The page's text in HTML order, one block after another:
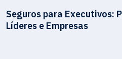
Seguros para Executivos:
Líderes e Empresas